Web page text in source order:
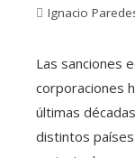
Ignacio
Las sanciones
corporaciones
últimas
distintos países